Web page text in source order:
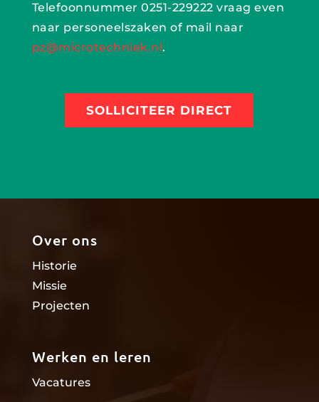
Telefoonnummer 0251-229222 vraag even
naar personeelszaken of mail naar
pz@microtechniek.nl.
SOLLICITEER DIRECT
Over ons
Historie
Missie
Projecten
Werken en leren
Vacatures